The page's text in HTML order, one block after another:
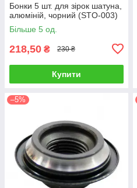
Бонки 5 шт. для зірок шатуна,
алюміній, чорний (STO-003)
Більше 5 од.
218,50 ₴ 230 ₴
Купити
–5%